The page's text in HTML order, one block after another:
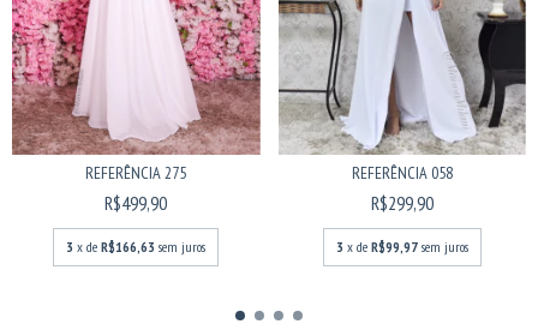
REFERÊNCIA 275
R$499,90
3 x deR$166,63 sem juros
REFERÊNCIA 058
R$299,90
3 x de R$99,97 sem juros